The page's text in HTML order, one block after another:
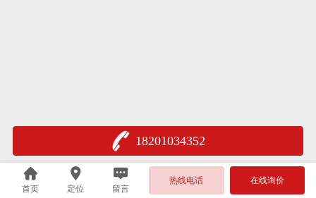
18201034352
首页 定位 留言
热线电话 在线询价